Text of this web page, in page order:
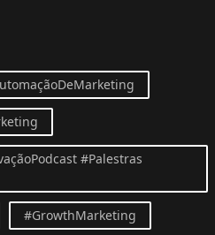
#Palestras
#GrowthMarketing